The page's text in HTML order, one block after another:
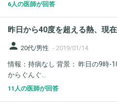
6人の医師が回答
昨日から40度を超える熱、現
person 20代/男性 - 2019/01/14
情報：持病なし 背景： 昨日の9時-
からぐんぐ...
11人の医師が回答